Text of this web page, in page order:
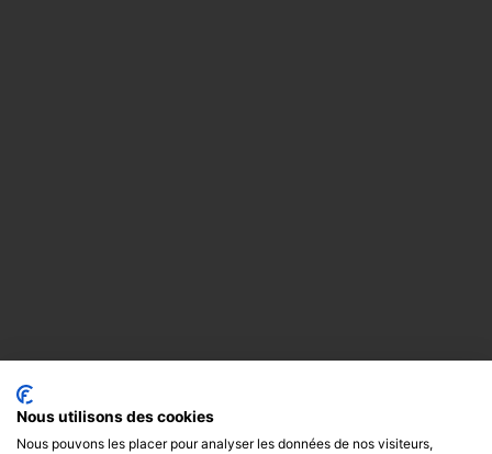
Nous utilisons des cookies
Nous pouvons les placer pour analyser les données de nos visiteurs,